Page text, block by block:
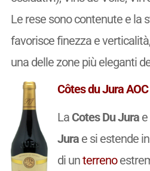
Le rese sono contenute e la
favorisce finezza e
una delle zone più eleganti
Côtes du Jura AOC
La Cotes Du Jurae
Jurae si estende
di unterreno